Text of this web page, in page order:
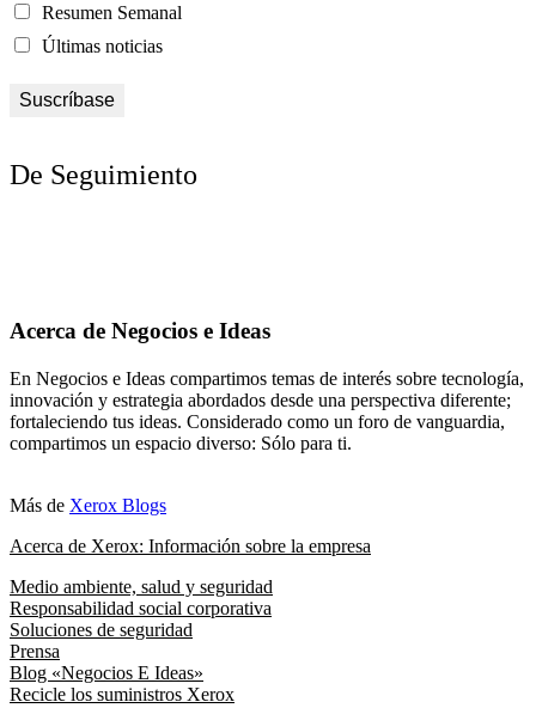
Resumen Semanal
Últimas noticias
De Seguimiento
Acerca de Negocios e Ideas
En Negocios e Ideas compartimos temas de interés sobre tecnología,
innovación y estrategia abordados desde una perspectiva diferente;
fortaleciendo tus ideas. Considerado como un foro de vanguardia,
compartimos un espacio diverso: Sólo para ti.
Más de Xerox Blogs
Acerca de Xerox: Información sobre la empresa
Medio ambiente, salud y seguridad
Responsabilidad social corporativa
Soluciones de seguridad
Prensa
Blog «Negocios E Ideas»
Recicle los suministros Xerox